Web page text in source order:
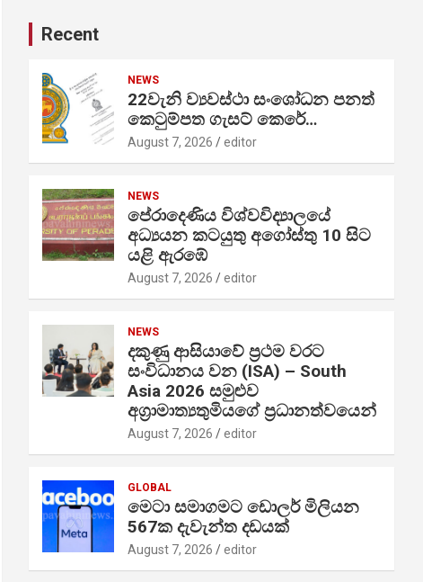
Recent
NEWS
22වැනි ව්‍යවස්ථා සංශෝධන පනත්
කෙටුම්පත ගැසට් කෙරේ…
August 7, 2026 editor
NEWS
පේරාදෙණිය විශ්වවිද්‍යාලයේ
අධ්‍යයන කටයුතු අගෝස්තු 10 සිට
යළි ඇරඹේ
August 7, 2026 editor
NEWS
දකුණු ආසියාවේ ප්‍රථම වරට
සංවිධානය වන (ISA) – South
Asia 2026 සමුළුව
අග්‍රාමාත්‍යතුමියගේ ප්‍රධානත්වයෙන්
August 7, 2026 editor
GLOBAL
මෙටා සමාගමට ඩොලර් මිලියන
567ක දැවැන්ත දඩයක්
August 7, 2026 editor